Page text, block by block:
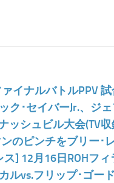
ァイナルバトルPPV
ク･セイバーJr.、ジ
ッシュビル大会(TV
のピンチをブリー･
ス] 12月16日ROHフ
ルvs.フリップ･ゴー